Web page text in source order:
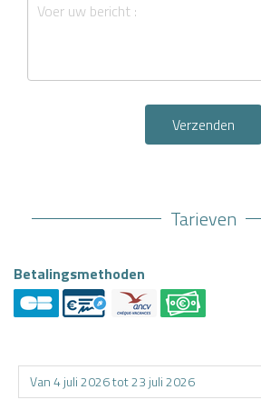
Verzenden
Tarieven
Betalingsmethoden